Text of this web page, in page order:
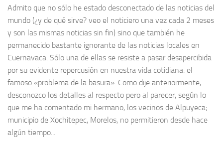
Admito que no sólo he estado desconectado de las noticias del
mundo (¿y de qué sirve? veo el noticiero una vez cada 2 meses
y son las mismas noticias sin fin) sino que también he
permanecido bastante ignorante de las noticias locales en
Cuernavaca. Sólo una de ellas se resiste a pasar desapercibida
por su evidente repercusión en nuestra vida cotidiana: el
famoso «problema de la basura». Como dije anteriormente,
desconozco los detalles al respecto pero al parecer, según lo
que me ha comentado mi hermano, los vecinos de Alpuyeca;
municipio de Xochitepec, Morelos, no permitieron desde hace
algún tiempo...